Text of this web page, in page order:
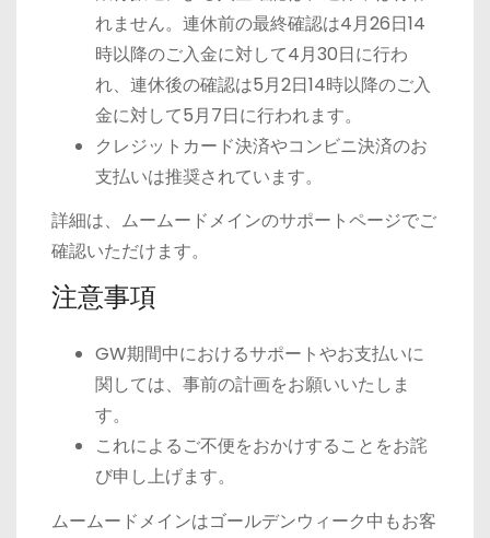
れません。連休前の最終確認は4月26日14
時以降のご入金に対して4月30日に行わ
れ、連休後の確認は5月2日14時以降のご入
金に対して5月7日に行われます。
クレジットカード決済やコンビニ決済のお
支払いは推奨されています。
詳細は、ムームードメインのサポートページでご
確認いただけます。
注意事項
GW期間中におけるサポートやお支払いに
関しては、事前の計画をお願いいたしま
す。
これによるご不便をおかけすることをお詫
び申し上げます。
ムームードメインはゴールデンウィーク中もお客